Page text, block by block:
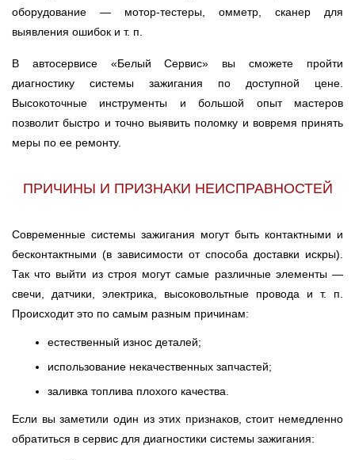
оборудование — мотор-тестеры, омметр, сканер для
выявления ошибок и т. п.
В автосервисе «Белый Сервис» вы сможете пройти
диагностику системы зажигания по доступной цене.
Высокоточные инструменты и большой опыт мастеров
позволит быстро и точно выявить поломку и вовремя принять
меры по ее ремонту.
ПРИЧИНЫ И ПРИЗНАКИ НЕИСПРАВНОСТЕЙ
Современные системы зажигания могут быть контактными и
бесконтактными (в зависимости от способа доставки искры).
Так что выйти из строя могут самые различные элементы —
свечи, датчики, электрика, высоковольтные провода и т. п.
Происходит это по самым разным причинам:
естественный износ деталей;
использование некачественных запчастей;
заливка топлива плохого качества.
Если вы заметили один из этих признаков, стоит немедленно
обратиться в сервис для диагностики системы зажигания: